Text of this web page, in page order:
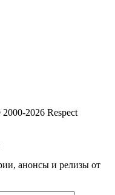
2026 Respect
анонсы и релизы от